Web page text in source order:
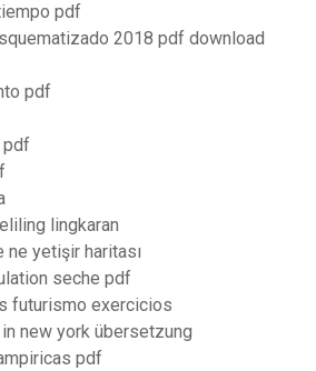
pdf
2018 pdf download
pdf
pdf
lingkaran
yetişir haritası
seche pdf
futurismo exercicios
new york übersetzung
pdf